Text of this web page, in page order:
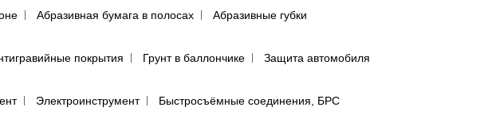
Абразивная бумага в полосах
Абразивные губки
покрытия Грунт в баллончике
Защита автомобиля
Электроинструмент
Быстросъёмные соединения, БРС